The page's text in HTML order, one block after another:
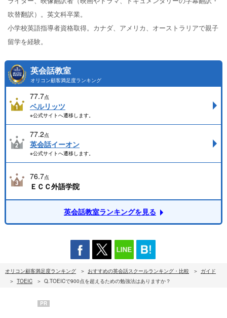
吹替翻訳）。英文科卒業。
小学校英語指導者資格取得。カナダ、アメリカ、オーストラリアで親子
留学を経験。
英会話教室
オリコン顧客満足度ランキング
77.7点
ベルリッツ
※公式サイトへ遷移します。
77.2点
英会話イーオン
※公式サイトへ遷移します。
76.7点
ＥＣＣ外語学院
英会話教室ランキングを見る
オリコン顧客満足度ランキング おすすめの英会話スクールランキング・比較
ガイド
TOEIC
Q.TOEICで900点を超えるための勉強法はありますか？
PR